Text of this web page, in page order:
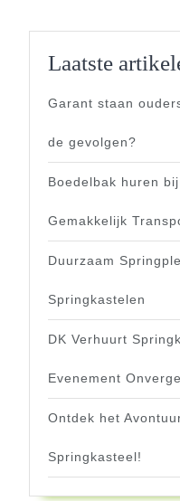
Laatste
Garant staan
de gevolgen?
Boedelbak huren
Gemakkelijk
Duurzaam
Springkastelen
DK Verhuurt
Evenement
Ontdek het
Springkasteel!